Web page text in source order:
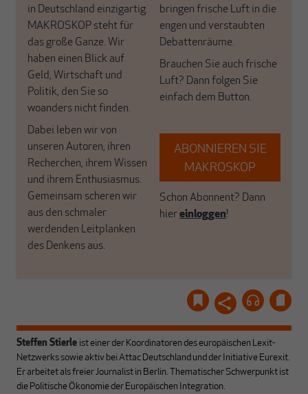
in Deutschland einzigartig.
MAKROSKOP steht für
das große Ganze. Wir
haben einen Blick auf
Geld, Wirtschaft und
Politik, den Sie so
woanders nicht finden.
Dabei leben wir von
unseren Autoren, ihren
Recherchen, ihrem Wissen
und ihrem Enthusiasmus.
Gemeinsam scheren wir
aus den schmaler
werdenden Leitplanken
des Denkens aus.
bringen frische Luft in die
engen und verstaubten
Debattenräume.
Brauchen Sie auch frische
Luft? Dann folgen Sie
einfach dem Button.
ABONNIEREN SIE
MAKROSKOP
Schon Abonnent? Dann
hiereinloggen!
Steffen Stierle ist einer der Koordinatoren des europäischen Lexit-
Netzwerks sowie aktiv bei Attac Deutschland und der Initiative Eurexit.
Er arbeitet als freier Journalist in Berlin. Thematischer Schwerpunkt ist
die Politische Ökonomie der Europäischen Integration.